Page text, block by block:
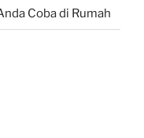
Coba di Rumah